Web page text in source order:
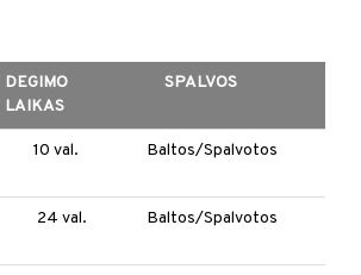
DEGIMO
LAIKAS
SPALVOS
10 val. Baltos/Spalvotos
24 val. Baltos/Spalvotos